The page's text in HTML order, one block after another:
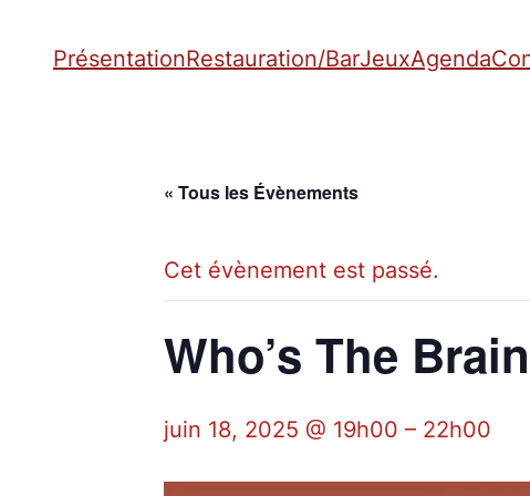
PrésentationRestauration/BarJeuxAgenda
« Tous les Évènements
Cet évènement est passé.
Who’s The
juin 18, 2025 @ 19h00 – 22h00